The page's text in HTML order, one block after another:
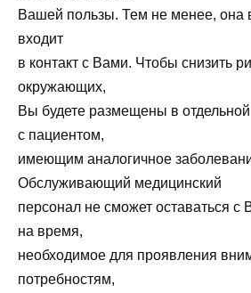
Вашей пользы. Тем не менее, она
входит
в контакт с Вами. Чтобы снизить
окружающих,
Вы будете размещены в
с пациентом,
имеющим аналогичное
Обслуживающий медицинский
персонал не сможет оставаться
на время,
необходимое для проявления
потребностям,